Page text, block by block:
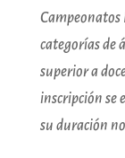
Campeonatos
categorías de
superior a
inscripción se
su duración